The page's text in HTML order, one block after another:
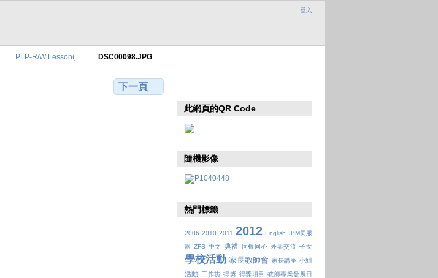
登入
PLP-R/W Lesson(… DSC00098.JPG
下一頁
此網頁的QR Code
隨機影像
熱門標籤
2006 2010 2011 2012 English
IBM伺服
器 ZFS 中文 典禮 同根同心 外界交流 子女
學校活動 家長教師會 家長講座 小組
活動 工作坊 得獎 得獎項目 教師專業發展日